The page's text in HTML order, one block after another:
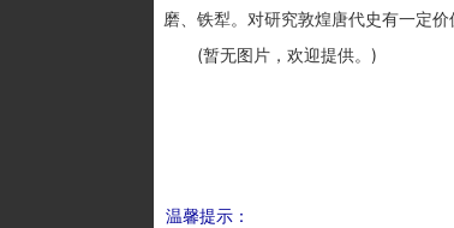
磨、铁犁。对研究敦煌唐代史有一定价
(暂无图片，欢迎提供。)
温馨提示：